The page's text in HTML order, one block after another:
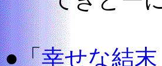
●「幸せな結末